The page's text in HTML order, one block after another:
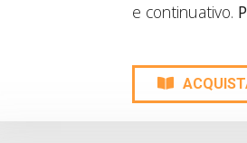
e continuativo.